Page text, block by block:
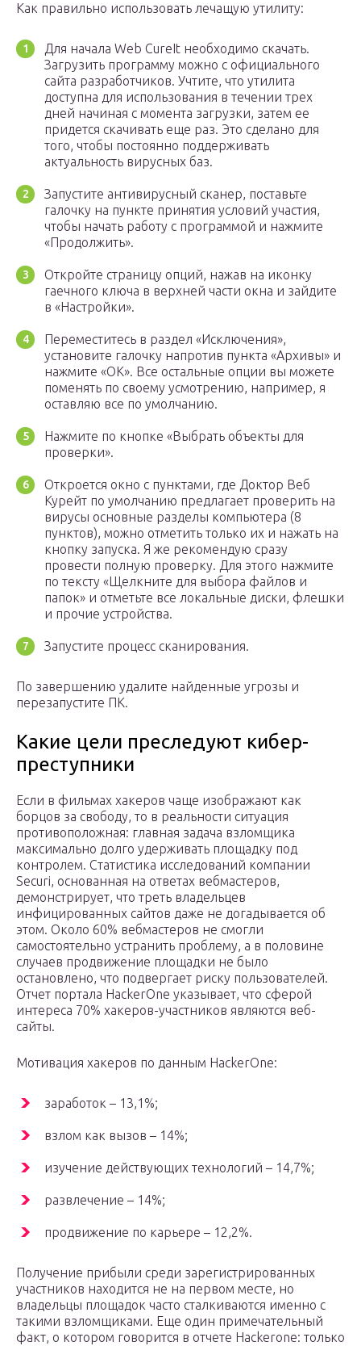
Как правильно использовать лечащую утилиту:
Для начала Web CureIt необходимо скачать.
Загрузить программу можно с официального
сайта разработчиков. Учтите, что утилита
доступна для использования в течении трех
дней начиная с момента загрузки, затем ее
придется скачивать еще раз. Это сделано для
того, чтобы постоянно поддерживать
актуальность вирусных баз.
Запустите антивирусный сканер, поставьте
галочку на пункте принятия условий участия,
чтобы начать работу с программой и нажмите
«Продолжить».
Откройте страницу опций, нажав на иконку
гаечного ключа в верхней части окна и зайдите
в «Настройки».
Переместитесь в раздел «Исключения»,
установите галочку напротив пункта «Архивы» и
нажмите «ОК». Все остальные опции вы можете
поменять по своему усмотрению, например, я
оставляю все по умолчанию.
Нажмите по кнопке «Выбрать объекты для
проверки».
Откроется окно с пунктами, где Доктор Веб
Курейт по умолчанию предлагает проверить на
вирусы основные разделы компьютера (8
пунктов), можно отметить только их и нажать на
кнопку запуска. Я же рекомендую сразу
провести полную проверку. Для этого нажмите
по тексту «Щелкните для выбора файлов и
папок» и отметьте все локальные диски, флешки
и прочие устройства.
Запустите процесс сканирования.
По завершению удалите найденные угрозы и
перезапустите ПК.
Какие цели преследуют кибер-
преступники
Если в фильмах хакеров чаще изображают как
борцов за свободу, то в реальности ситуация
противоположная: главная задача взломщика
максимально долго удерживать площадку под
контролем. Статистика исследований компании
Securi, основанная на ответах вебмастеров,
демонстрирует, что треть владельцев
инфицированных сайтов даже не догадывается об
этом. Около 60% вебмастеров не смогли
самостоятельно устранить проблему, а в половине
случаев продвижение площадки не было
остановлено, что подвергает риску пользователей.
Отчет портала HackerOne указывает, что сферой
интереса 70% хакеров-участников являются веб-
сайты.
Мотивация хакеров по данным HackerOne:
заработок – 13,1%;
взлом как вызов – 14%;
изучение действующих технологий – 14,7%;
развлечение – 14%;
продвижение по карьере – 12,2%.
Получение прибыли среди зарегистрированных
участников находится не на первом месте, но
владельцы площадок часто сталкиваются именно с
такими взломщиками. Еще один примечательный
факт, о котором говорится в отчете Hackerone: только